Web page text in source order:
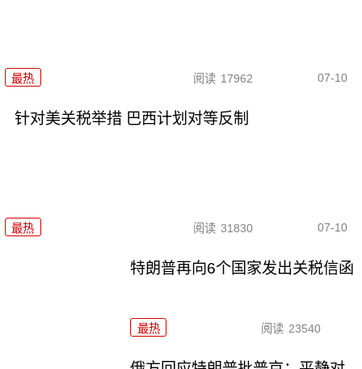
最热 阅读 17962 07-10
针对美关税举措 巴西计划对等反制
最热 阅读 31830 07-10
特朗普再向6个国家发出关税信函
最热 阅读 23540